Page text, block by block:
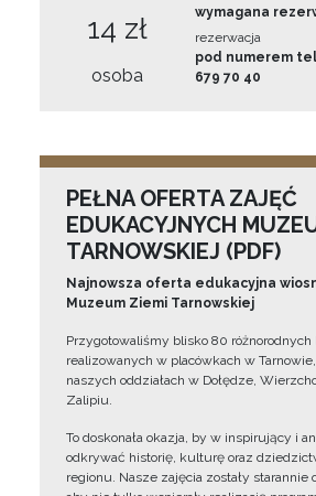
14 zł
osoba
wymagana
rezerwacja
pod numerem
679 70 40
PEŁNA OFERTA ZAJĘĆ
EDUKACYJNYCH
TARNOWSKIEJ (PDF)
Najnowsza oferta edukacyjna
Muzeum Ziemi Tarnowskiej
Przygotowaliśmy blisko 80
realizowanych w placówkach w
naszych oddziałach w Dołędze,
Zalipiu.
To doskonała okazja, by w inspirujący i
odkrywać historię, kulturę oraz
regionu. Nasze zajęcia zostały starannie